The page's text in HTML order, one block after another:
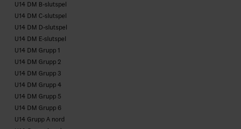
U14 DM B-slutspel
U14 DM C-slutspel
U14 DM D-slutspel
U14 DM E-slutspel
U14 DM Grupp 1
U14 DM Grupp 2
U14 DM Grupp 3
U14 DM Grupp 4
U14 DM Grupp 5
U14 DM Grupp 6
U14 Grupp A nord